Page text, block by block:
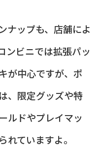
ナップも、店舗によ
ンビニでは拡張パッ
が中心ですが、ポ
、限定グッズや特
ルドやプレイマッ
れていますよ。